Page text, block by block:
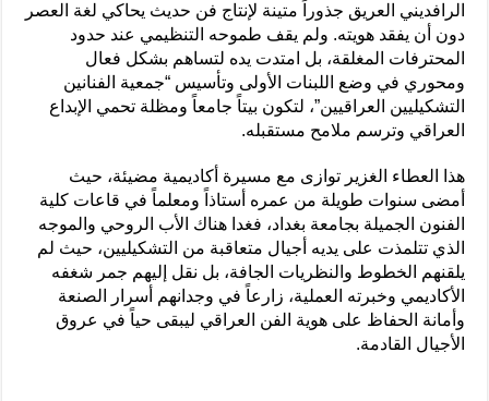
الرافديني العريق جذوراً متينة لإنتاج فن حديث يحاكي لغة العصر
دون أن يفقد هويته. ولم يقف طموحه التنظيمي عند حدود
المحترفات المغلقة، بل امتدت يده لتساهم بشكل فعال
ومحوري في وضع اللبنات الأولى وتأسيس “جمعية الفنانين
التشكيليين العراقيين”، لتكون بيتاً جامعاً ومظلة تحمي الإبداع
العراقي وترسم ملامح مستقبله.
هذا العطاء الغزير توازى مع مسيرة أكاديمية مضيئة، حيث
أمضى سنوات طويلة من عمره أستاذاً ومعلماً في قاعات كلية
الفنون الجميلة بجامعة بغداد، فغدا هناك الأب الروحي والموجه
الذي تتلمذت على يديه أجيال متعاقبة من التشكيليين، حيث لم
يلقنهم الخطوط والنظريات الجافة، بل نقل إليهم جمر شغفه
الأكاديمي وخبرته العملية، زارعاً في وجدانهم أسرار الصنعة
وأمانة الحفاظ على هوية الفن العراقي ليبقى حياً في عروق
الأجيال القادمة.